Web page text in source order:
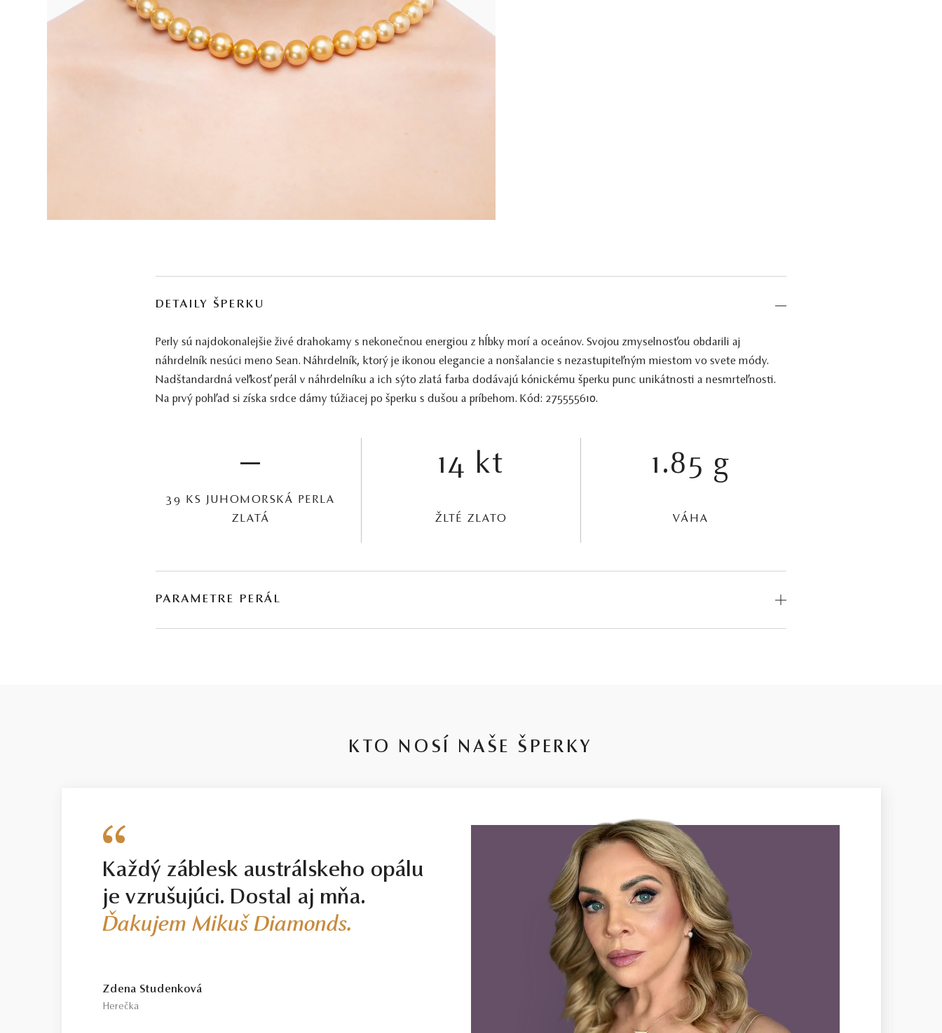
DETAILY ŠPERKU
Perly sú najdokonalejšie živé drahokamy s nekonečnou energiou z hĺbky morí a oceánov. Svojou zmyselnosťou obdarili aj
náhrdelník nesúci meno Sean. Náhrdelník, ktorý je ikonou elegancie a nonšalancie s nezastupiteľným miestom vo svete módy.
Nadštandardná veľkosť perál v náhrdelníku a ich sýto zlatá farba dodávajú kónickému šperku punc unikátnosti a nesmrteľnosti.
Na prvý pohľad si získa srdce dámy túžiacej po šperku s dušou a príbehom. Kód: 275555610.
—
39 KS JUHOMORSKÁ PERLA
ZLATÁ
14 kt
ŽLTÉ ZLATO
1.85 g
VÁHA
PARAMETRE PERÁL
KTO NOSÍ NAŠE ŠPERKY
Každý záblesk austrálskeho opálu
je vzrušujúci. Dostal aj mňa.
Ďakujem Mikuš Diamonds.
Zdena Studenková
Herečka